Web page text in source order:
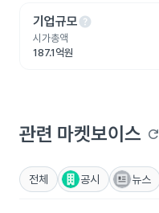
기업규모help
시가총액
187.1억원
관련 마켓보이스 refresh
전체 공시 뉴스